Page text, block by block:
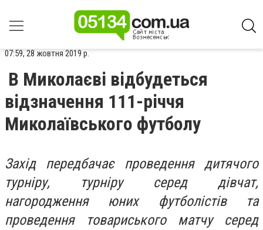
07:59, 28 жовтня 2019 р.
В Миколаєві відбудеться
відзначення 111-річчя
Миколаївського футболу
Захід передбачає проведення дитячого
турніру, турніру серед дівчат,
нагородження юних футболістів та
проведення товариського матчу серед